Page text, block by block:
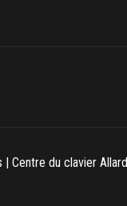
Centre du clavier